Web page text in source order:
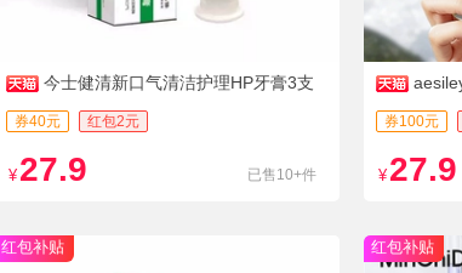
今士健清新口气清洁护理HP牙膏3支
券40元 红包2元
¥ 27.9 已售10+件
人券100元
¥ 27.9
红包补贴 红包补贴